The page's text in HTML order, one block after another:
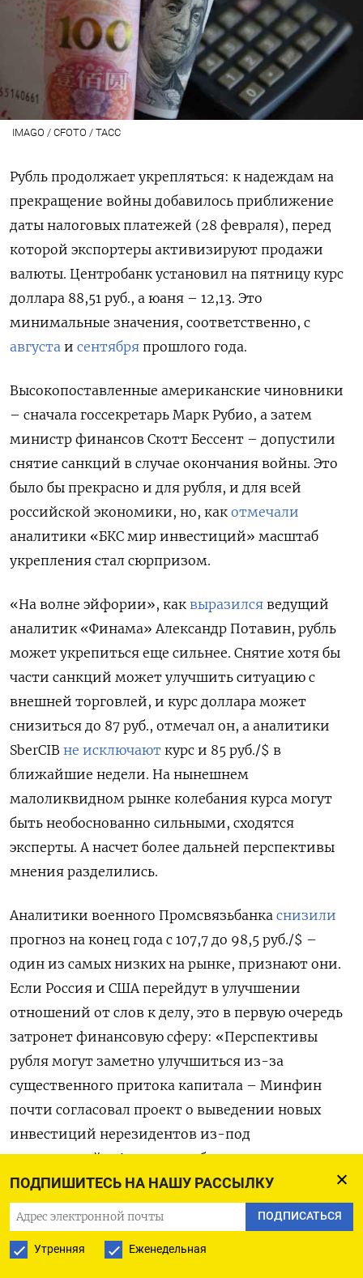
ПОДПИШИТЕСЬ НА НАШУ РАССЫЛКУ
ПОДПИСАТЬСЯ
Утренняя Еженедельная
IMAGO / CFOTO / ТАСС
Рубль продолжает укрепляться: к надеждам на
прекращение войны добавилось приближение
даты налоговых платежей (28 февраля), перед
которой экспортеры активизируют продажи
валюты. Центробанк установил на пятницу курс
доллара 88,51 руб., а юаня – 12,13. Это
минимальные значения, соответственно, с
августа и сентября прошлого года.
Высокопоставленные американские чиновники
– сначала госсекретарь Марк Рубио, а затем
министр финансов Скотт Бессент – допустили
снятие санкций в случае окончания войны. Это
было бы прекрасно и для рубля, и для всей
российской экономики, но, как отмечали
аналитики «БКС мир инвестиций» масштаб
укрепления стал сюрпризом.
«На волне эйфории», как выразился ведущий
аналитик «Финама» Александр Потавин, рубль
может укрепиться еще сильнее. Снятие хотя бы
части санкций может улучшить ситуацию с
внешней торговлей, и курс доллара может
снизиться до 87 руб., отмечал он, а аналитики
SberCIB не исключают курс и 85 руб./$ в
ближайшие недели. На нынешнем
малоликвидном рынке колебания курса могут
быть необоснованно сильными, сходятся
эксперты. А насчет более дальней перспективы
мнения разделились.
Аналитики военного Промсвязьбанка снизили
прогноз на конец года с 107,7 до 98,5 руб./$ –
один из самых низких на рынке, признают они.
Если Россия и США перейдут в улучшении
отношений от слов к делу, это в первую очередь
затронет финансовую сферу: «Перспективы
рубля могут заметно улучшиться из-за
существенного притока капитала – Минфин
почти согласовал проект о выведении новых
инвестиций нерезидентов из-под
ограничений». Аналитики банка, впрочем, пока
не рассматривают этот сценарий как базовый, но
в нем «курс доллара может продолжить
снижаться в район 70-80 руб.».